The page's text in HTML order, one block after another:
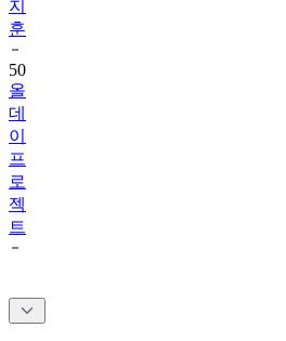
50
올
데
이
프
로
젝
트